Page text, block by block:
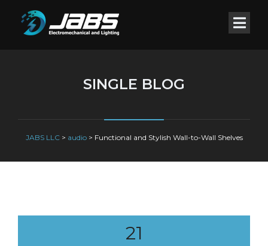
SINGLE BLOG
JABS LLC> audio> Functional and Stylish Wall-to-Wall Shelves
21